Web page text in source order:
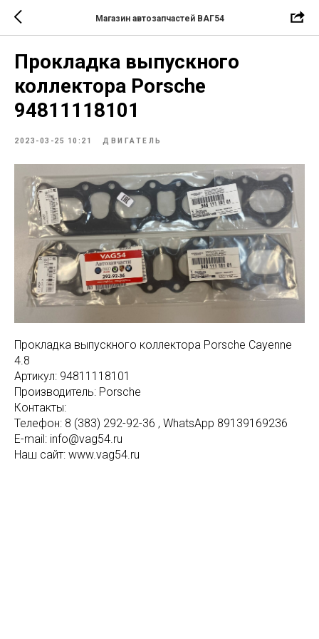
Магазин автозапчастей ВАГ54
Прокладка выпускного
коллектора Porsche
94811118101
2023-03-25 10:21 ДВИГАТЕЛЬ
Прокладка выпускного коллектора Porsche Cayenne
4.8
Артикул: 94811118101
Производитель: Porsche
Контакты:
Телефон: 8 (383) 292-92-36 , WhatsApp 89139169236
E-mail: info@vag54.ru
Наш сайт: www.vag54.ru